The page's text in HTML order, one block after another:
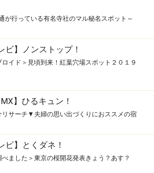
が行っている有名寺社のマル秘名スポット～
ビ】ノンストップ！
イド＞見頃到来！紅葉穴場スポット２０１９
MX】ひるキュン！
サーチ▼夫婦の思い出づくりにおススメの宿
ビ】とくダネ！
ました＞東京の桜開花発表きょう？あす？